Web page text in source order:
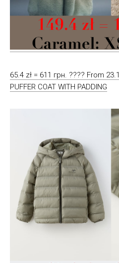
65.4 zł = 611 грн. ???? From
PUFFER COAT WITH PADDING